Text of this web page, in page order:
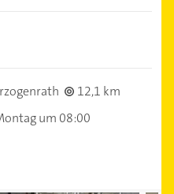
12,1 km
um 08:00